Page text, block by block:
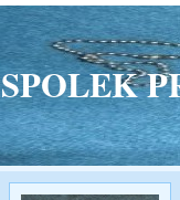
SPOLEK